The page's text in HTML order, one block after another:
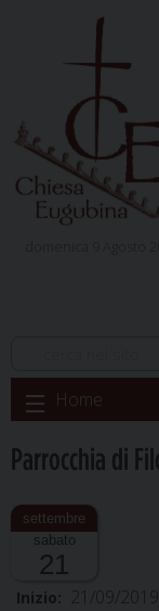
Skip
to
Home
Parrocchia di
sabato
21
Inizio: 21/09/2019